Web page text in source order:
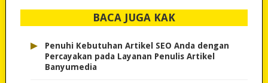
BACA JUGA KAK
▸
Penuhi Kebutuhan Artikel SEO Anda dengan
Percayakan pada Layanan Penulis Artikel
Banyumedia